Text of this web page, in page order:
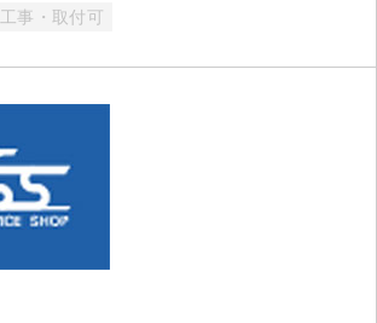
工事・取付可